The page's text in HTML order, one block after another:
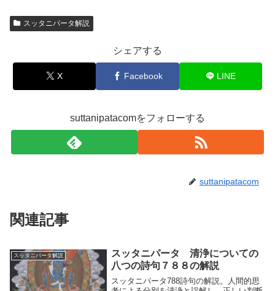
スッタニパータ解説
シェアする
X Facebook LINE
suttanipatacomをフォローする
suttanipatacom
関連記事
スッタニパータ解説
スッタニパータ 清浄についての
八つの詩句７８８の解説
スッタニパータ788詩句の解説。人間的思